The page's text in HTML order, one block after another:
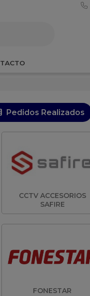
Pedidos Realizados
CCTV ACCESORIOS
SAFIRE
FONESTAR